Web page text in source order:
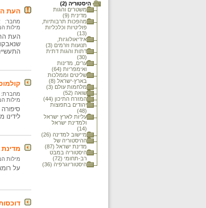
היסטוריה (2)
משטרים והגות
מדינית (9)
מהפכות תרבותיות,
פוליטיות וכלכליות
(13)
אידיאולוגיות,
תנועות וזרמים (3)
דתות והגות דתית
(30)
ערים, מדינות
ואימפריות (64)
שליטים וממלכות
בארץ-ישראל (8)
מלחמות עולם (3)
שואה (52)
המזרח התיכון (44)
יהודים בתפוצות
(48)
עליות לארץ ישראל
ולמדינת ישראל
(14)
מיישוב למדינה (26)
ההיסטוריה של
מדינת ישראל (87)
היסטוריה במבט
רב-תחומי (72)
היסטוריוגרפיה (36)
העת
מחבר:
מילות
מחברת:
מילות
מדינת
מילות
על